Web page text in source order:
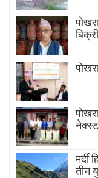
मर्दी
तीन